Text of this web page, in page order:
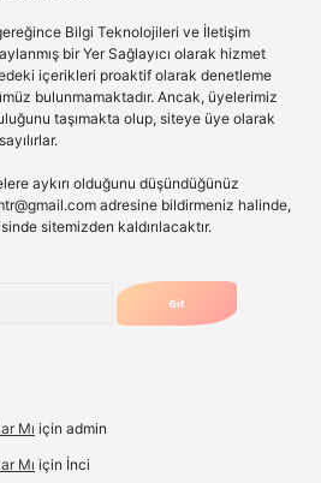
Bilgi Teknolojileri ve İletişim
bir Yer Sağlayıcı olarak hizmet
içerikleri proaktif olarak denetleme
bulunmamaktadır. Ancak, üyelerimiz
taşımakta olup, siteye üye olarak
aykırı olduğunu düşündüğünüz
adresine bildirmeniz halinde,
sitemizden kaldırılacaktır.
Mı için admin
Mı için İnci